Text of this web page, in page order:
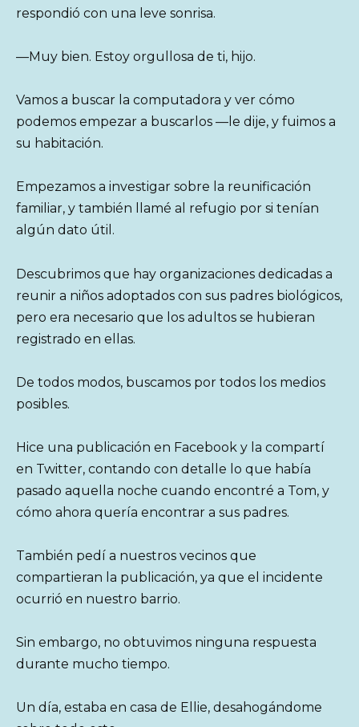
respondió con una leve sonrisa.
—Muy bien. Estoy orgullosa de ti, hijo.
Vamos a buscar la computadora y ver cómo
podemos empezar a buscarlos —le dije, y fuimos a
su habitación.
Empezamos a investigar sobre la reunificación
familiar, y también llamé al refugio por si tenían
algún dato útil.
Descubrimos que hay organizaciones dedicadas a
reunir a niños adoptados con sus padres biológicos,
pero era necesario que los adultos se hubieran
registrado en ellas.
De todos modos, buscamos por todos los medios
posibles.
Hice una publicación en Facebook y la compartí
en Twitter, contando con detalle lo que había
pasado aquella noche cuando encontré a Tom, y
cómo ahora quería encontrar a sus padres.
También pedí a nuestros vecinos que
compartieran la publicación, ya que el incidente
ocurrió en nuestro barrio.
Sin embargo, no obtuvimos ninguna respuesta
durante mucho tiempo.
Un día, estaba en casa de Ellie, desahogándome